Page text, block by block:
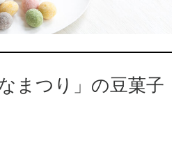
まつり」の豆菓子